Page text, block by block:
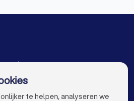
Psychologen in Tilburg
jou
te helpen, analyseren we